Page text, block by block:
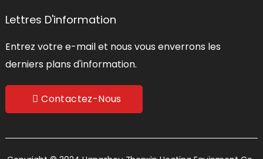
Lettres D'information
Entrez votre e-mail et nous vous enverrons les
derniers plans d'information.
Contactez-Nous